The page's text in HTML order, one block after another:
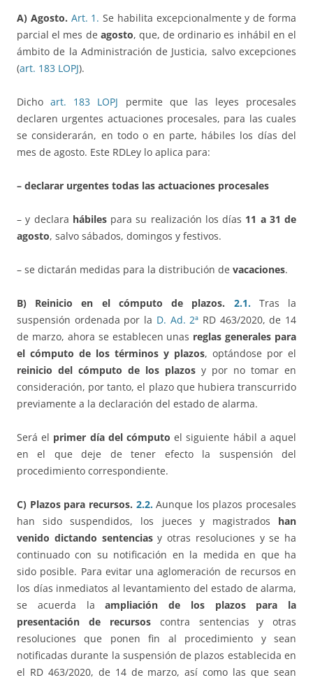
A) Agosto. Art. 1. Se habilita excepcionalmente y de forma
parcial el mes de agosto, que, de ordinario es inhábil en el
ámbito de la Administración de Justicia, salvo excepciones
(art. 183 LOPJ).
Dichoart. 183 LOPJ permite que las leyes procesales
declaren urgentes actuaciones procesales, para las cuales
se considerarán, en todo o en parte, hábiles los días del
mes de agosto. Este RDLey lo aplica para:
– declarar urgentes todas las actuaciones procesales
– y declara hábiles para su realización los días 11 a 31 de
agosto, salvo sábados, domingos y festivos.
– se dictarán medidas para la distribución de vacaciones.
B) Reinicio en el cómputo de plazos. 2.1.
Tras la
suspensión ordenada por la D. Ad. 2ª RD 463/2020, de 14
de marzo, ahora se establecen unas reglas generales para
el cómputo de los términos y plazos, optándose por el
reinicio del cómputo de los plazos y por no tomar en
consideración, por tanto, el plazo que hubiera transcurrido
previamente a la declaración del estado de alarma.
Será el primer día del cómputo el siguiente hábil a aquel
en el que deje de tener efecto la suspensión del
procedimiento correspondiente.
C) Plazos para recursos. 2.2. Aunque los plazos procesales
han sido suspendidos, los jueces y magistrados han
venido dictando sentenciasy otras resoluciones y se ha
continuado con su notificación en la medida en que ha
sido posible. Para evitar una aglomeración de recursos en
los días inmediatos al levantamiento del estado de alarma,
se acuerda laampliación de los plazos para la
presentación de recursos contra sentencias y otras
resoluciones que ponen fin al procedimiento y sean
notificadas durante la suspensión de plazos establecida en
el RD 463/2020, de 14 de marzo, así como las que sean